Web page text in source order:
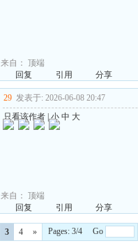
来自： 顶端
回复
引用 分享
29 发表于: 2026-06-08 20:47
只看该作者|小 中 大
来自： 顶端
回复
引用 分享
3 4 »
Pages: 3/4 Go